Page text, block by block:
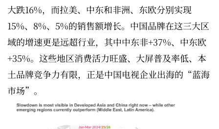
大跌16%，而拉美、中东和非洲、东欧分别实现
15%、8%、5%的销售额增长。中国品牌在这三大区
域的增速更是远超行业，其中中东非+37%、中东欧
+35%。这些地区消费活力旺盛、大屏普及率低、本
土品牌竞争力有限，正是中国电视企业出海的“蓝海
市场”。